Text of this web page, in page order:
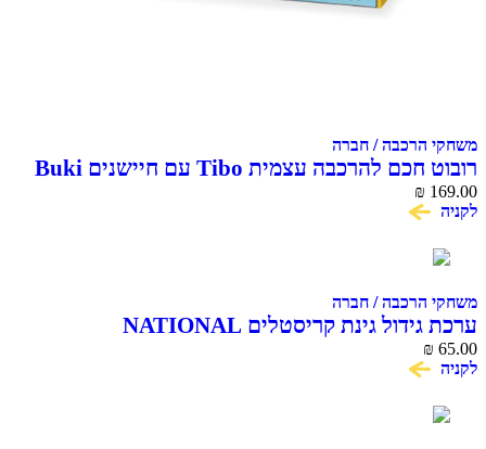
משחקי הרכבה / חברה
רובוט חכם להרכבה עצמית Tibo עם חיישנים Buki
France
₪ 169.00
לקניה
משחקי הרכבה / חברה
ערכת גידול גינת קריסטלים NATIONAL
GEOGRAPHIC CRYSTAL GARDEN
₪ 65.00
לקניה